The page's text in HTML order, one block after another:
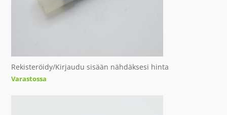
Rekisteröidy/Kirjaudu sisään nähdäksesi hinta
Varastossa